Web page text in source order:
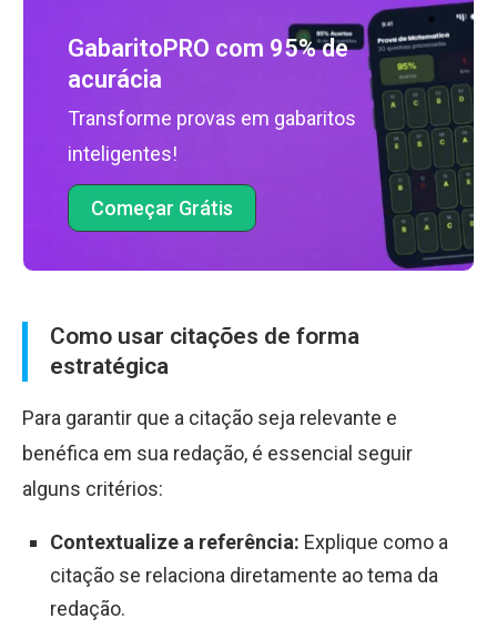
GabaritoPRO com 95% de
acurácia
Transforme provas em gabaritos
inteligentes!
Começar Grátis
Como usar citações de forma
estratégica
Para garantir que a citação seja relevante e
benéfica em sua redação, é essencial seguir
alguns critérios:
Contextualize a referência: Explique como a
citação se relaciona diretamente ao tema da
redação.